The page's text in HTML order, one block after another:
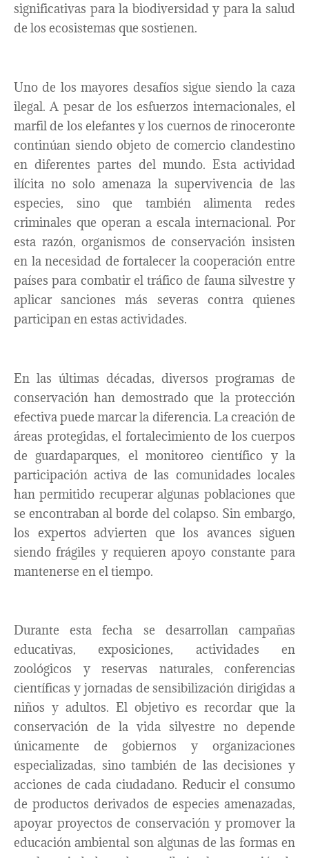
significativas para la biodiversidad y para la salud
de los ecosistemas que sostienen.
Uno de los mayores desafíos sigue siendo la caza
ilegal. A pesar de los esfuerzos internacionales, el
marfil de los elefantes y los cuernos de rinoceronte
continúan siendo objeto de comercio clandestino
en diferentes partes del mundo. Esta actividad
ilícita no solo amenaza la supervivencia de las
especies, sino que también alimenta redes
criminales que operan a escala internacional. Por
esta razón, organismos de conservación insisten
en la necesidad de fortalecer la cooperación entre
países para combatir el tráfico de fauna silvestre y
aplicar sanciones más severas contra quienes
participan en estas actividades.
En las últimas décadas, diversos programas de
conservación han demostrado que la protección
efectiva puede marcar la diferencia. La creación de
áreas protegidas, el fortalecimiento de los cuerpos
de guardaparques, el monitoreo científico y la
participación activa de las comunidades locales
han permitido recuperar algunas poblaciones que
se encontraban al borde del colapso. Sin embargo,
los expertos advierten que los avances siguen
siendo frágiles y requieren apoyo constante para
mantenerse en el tiempo.
Durante esta fecha se desarrollan campañas
educativas, exposiciones, actividades en
zoológicos y reservas naturales, conferencias
científicas y jornadas de sensibilización dirigidas a
niños y adultos. El objetivo es recordar que la
conservación de la vida silvestre no depende
únicamente de gobiernos y organizaciones
especializadas, sino también de las decisiones y
acciones de cada ciudadano. Reducir el consumo
de productos derivados de especies amenazadas,
apoyar proyectos de conservación y promover la
educación ambiental son algunas de las formas en